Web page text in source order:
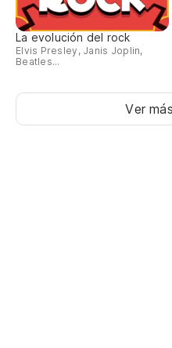
La evolución del rock
Elvis Presley, Janis Joplin,
Beatles...
Ver